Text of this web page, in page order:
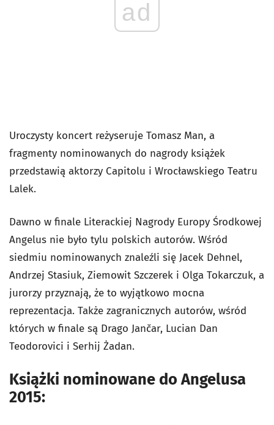
ad
Uroczysty koncert reżyseruje Tomasz Man, a
fragmenty nominowanych do nagrody książek
przedstawią aktorzy Capitolu i Wrocławskiego Teatru
Lalek.
Dawno w finale Literackiej Nagrody Europy Środkowej
Angelus nie było tylu polskich autorów. Wśród
siedmiu nominowanych znaleźli się Jacek Dehnel,
Andrzej Stasiuk, Ziemowit Szczerek i Olga Tokarczuk, a
jurorzy przyznają, że to wyjątkowo mocna
reprezentacja. Także zagranicznych autorów, wśród
których w finale są Drago Jančar, Lucian Dan
Teodorovici i Serhij Żadan.
Książki nominowane do Angelusa
2015: